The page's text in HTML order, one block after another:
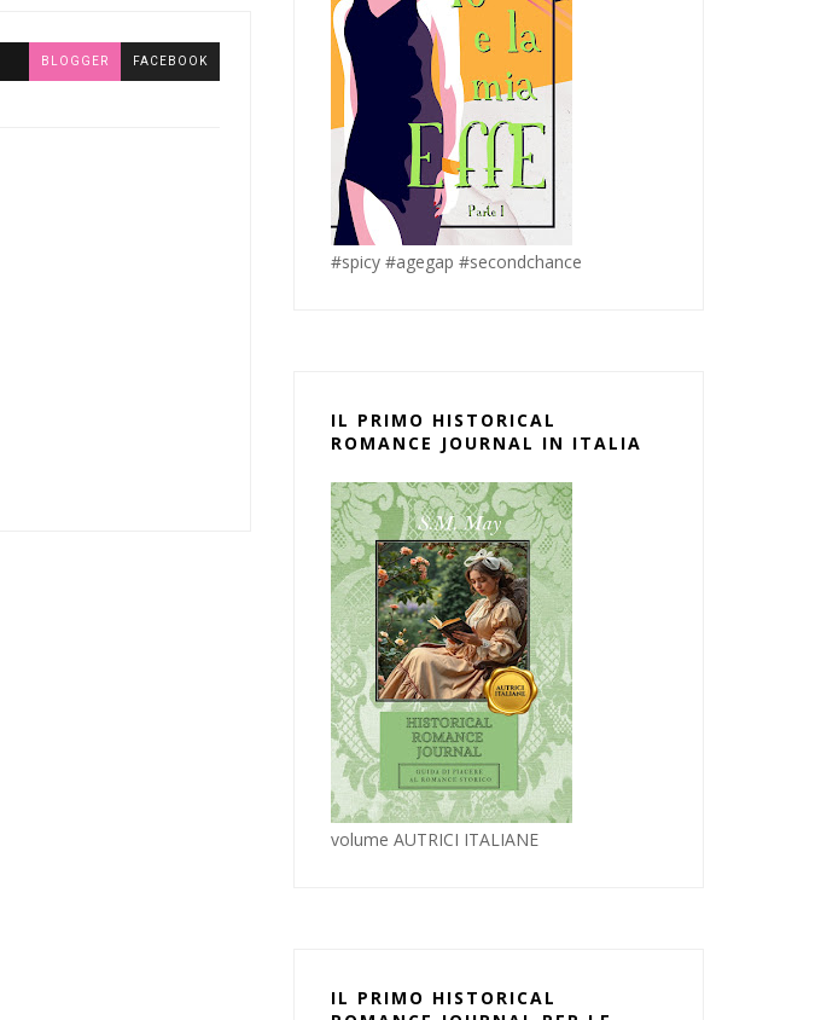
BLOGGER FACEBOOK
#spicy #agegap #secondchance
IL PRIMO HISTORICAL
ROMANCE JOURNAL IN ITALIA
volume AUTRICI ITALIANE
IL PRIMO HISTORICAL